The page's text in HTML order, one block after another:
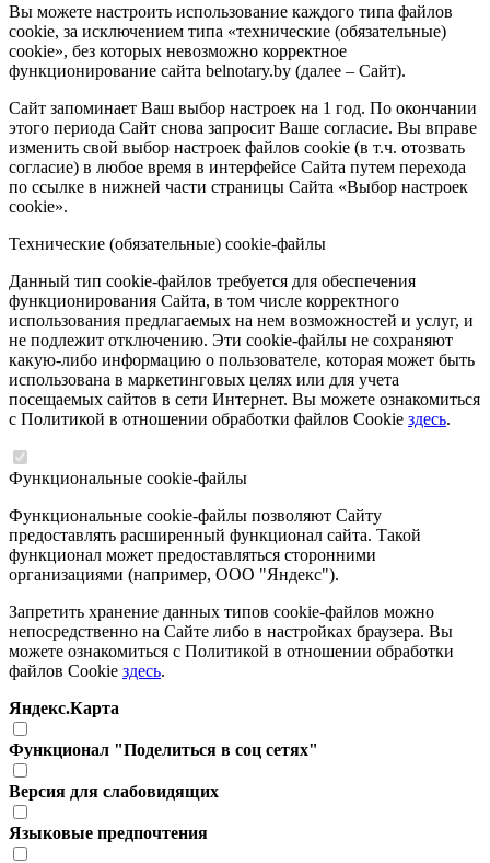
Вы можете настроить использование каждого типа файлов
cookie, за исключением типа «технические (обязательные)
cookie», без которых невозможно корректное
функционирование сайта belnotary.by (далее – Сайт).
Сайт запоминает Ваш выбор настроек на 1 год. По окончании
этого периода Сайт снова запросит Ваше согласие. Вы вправе
изменить свой выбор настроек файлов cookie (в т.ч. отозвать
согласие) в любое время в интерфейсе Сайта путем перехода
по ссылке в нижней части страницы Сайта «Выбор настроек
cookie».
Технические (обязательные) cookie-файлы
Данный тип cookie-файлов требуется для обеспечения
функционирования Сайта, в том числе корректного
использования предлагаемых на нем возможностей и услуг, и
не подлежит отключению. Эти cookie-файлы не сохраняют
какую-либо информацию о пользователе, которая может быть
использована в маркетинговых целях или для учета
посещаемых сайтов в сети Интернет. Вы можете ознакомиться
с Политикой в отношении обработки файлов Cookie здесь.
Функциональные cookie-файлы
Функциональные cookie-файлы позволяют Сайту
предоставлять расширенный функционал сайта. Такой
функционал может предоставляться сторонними
организациями (например, ООО "Яндекс").
Запретить хранение данных типов cookie-файлов можно
непосредственно на Сайте либо в настройках браузера. Вы
можете ознакомиться с Политикой в отношении обработки
файлов Cookie здесь.
Яндекс.Карта
Функционал "Поделиться в соц сетях"
Версия для слабовидящих
Языковые предпочтения